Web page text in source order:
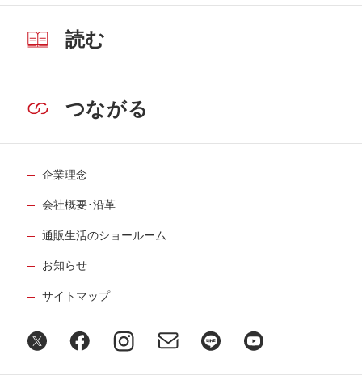
読む
つながる
企業理念
会社概要･沿革
通販生活のショールーム
お知らせ
サイトマップ